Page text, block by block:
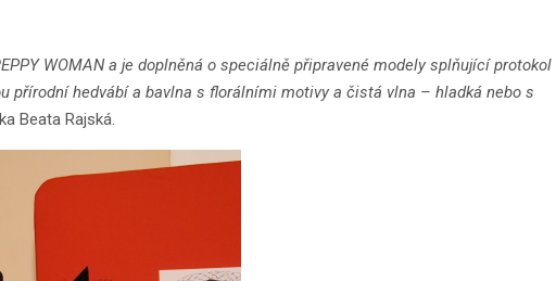
WOMAN a je doplněná o speciálně připravené modely splňující protokol
přírodní hedvábí a bavlna s florálními motivy a čistá vlna – hladká nebo s
Beata Rajská.